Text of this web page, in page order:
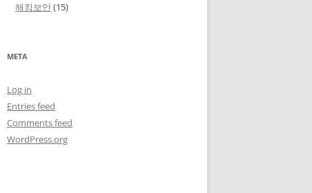
해킹보안(15)
META
Log in
Entries feed
Comments feed
WordPress.org